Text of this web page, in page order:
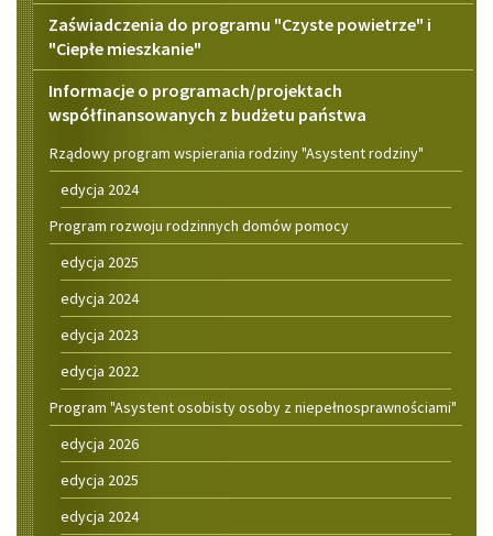
Zaświadczenia do programu "Czyste powietrze" i
"Ciepłe mieszkanie"
Informacje o programach/projektach
współfinansowanych z budżetu państwa
Rządowy program wspierania rodziny "Asystent rodziny"
edycja 2024
Program rozwoju rodzinnych domów pomocy
edycja 2025
edycja 2024
edycja 2023
edycja 2022
Program "Asystent osobisty osoby z niepełnosprawnościami"
edycja 2026
edycja 2025
edycja 2024